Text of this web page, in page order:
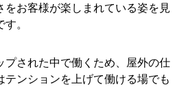
をお客様が楽しまれている姿を見
。
プされた中で働くため、屋外の仕
ンションを上げて働ける場でも